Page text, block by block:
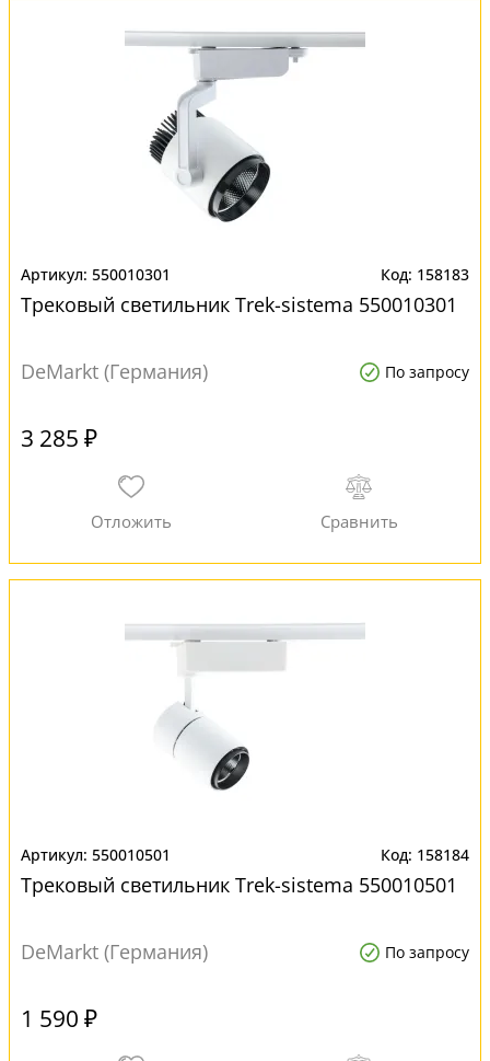
550010301 158183
Трековый светильник Trek-sistema 550010301
DeMarkt (Германия) По запросу
3 285 ₽
550010501 158184
Трековый светильник Trek-sistema 550010501
DeMarkt (Германия) По запросу
1 590 ₽